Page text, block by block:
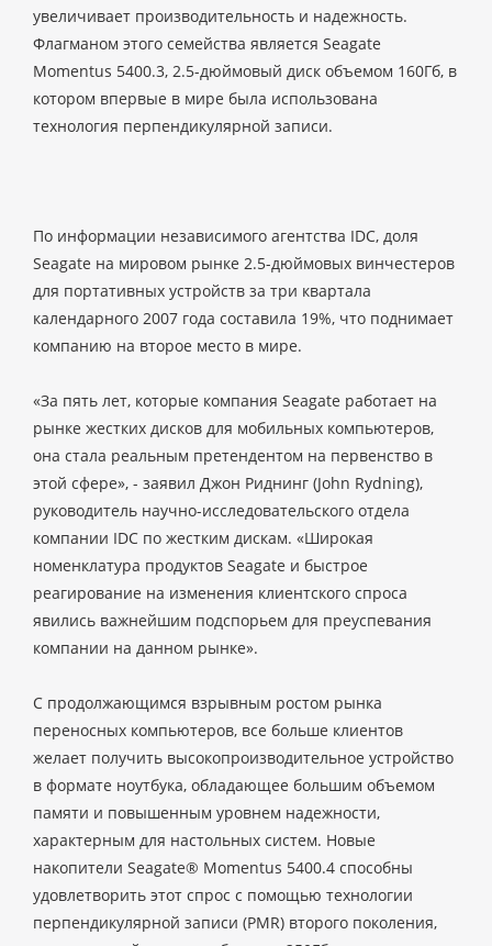
увеличивает производительность и надежность.
Флагманом этого семейства является Seagate
Momentus 5400.3, 2.5-дюймовый диск объемом 160Гб, в
котором впервые в мире была использована
технология перпендикулярной записи.
По информации независимого агентства IDC, доля
Seagate на мировом рынке 2.5-дюймовых винчестеров
для портативных устройств за три квартала
календарного 2007 года составила 19%, что поднимает
компанию на второе место в мире.
«За пять лет, которые компания Seagate работает на
рынке жестких дисков для мобильных компьютеров,
она стала реальным претендентом на первенство в
этой сфере», - заявил Джон Риднинг (John Rydning),
руководитель научно-исследовательского отдела
компании IDC по жестким дискам. «Широкая
номенклатура продуктов Seagate и быстрое
реагирование на изменения клиентского спроса
явились важнейшим подспорьем для преуспевания
компании на данном рынке».
С продолжающимся взрывным ростом рынка
переносных компьютеров, все больше клиентов
желает получить высокопроизводительное устройство
в формате ноутбука, обладающее большим объемом
памяти и повышенным уровнем надежности,
характерным для настольных систем. Новые
накопители Seagate® Momentus 5400.4 способны
удовлетворить этот спрос с помощью технологии
перпендикулярной записи (PMR) второго поколения,